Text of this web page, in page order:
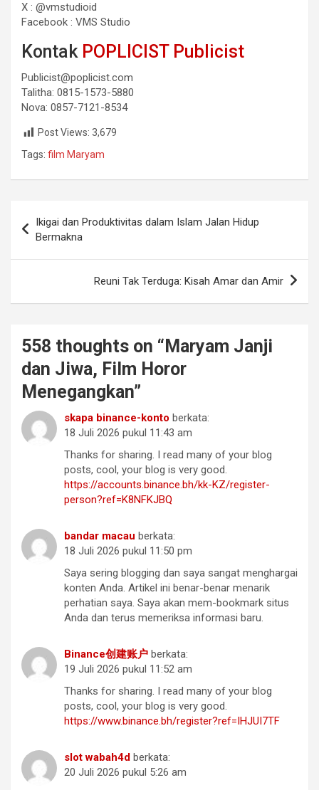
X : @vmstudioid
Facebook : VMS Studio
Kontak POPLICIST Publicist
Publicist@poplicist.com
Talitha: 0815-1573-5880
Nova: 0857-7121-8534
Post Views: 3,679
Tags: film Maryam
pos
Ikigai dan Produktivitas dalam Islam Jalan Hidup
Bermakna
Reuni Tak Terduga: Kisah Amar dan Amir
558 thoughts on “ Maryam Janji
dan Jiwa, Film Horor
Menegangkan”
skapa binance-konto berkata:
18 Juli 2026 pukul 11:43 am
Thanks for sharing. I read many of your blog
posts, cool, your blog is very good.
https://accounts.binance.bh/kk-KZ/register-
person?ref=K8NFKJBQ
bandar macau berkata:
18 Juli 2026 pukul 11:50 pm
Saya sering blogging dan saya sangat menghargai
konten Anda. Artikel ini benar-benar menarik
perhatian saya. Saya akan mem-bookmark situs
Anda dan terus memeriksa informasi baru.
Binance创建账户 berkata:
19 Juli 2026 pukul 11:52 am
Thanks for sharing. I read many of your blog
posts, cool, your blog is very good.
https://www.binance.bh/register?ref=IHJUI7TF
slot wabah4d berkata:
20 Juli 2026 pukul 5:26 am